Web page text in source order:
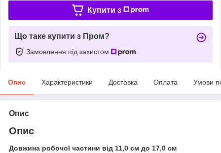
Купити з
Що таке купити з Пром?
Замовлення під захистом
Опис Характеристики Доставка Оплата Умови
Опис
Опис
Довжина робочої частини від 11,0 см до 17,0 см